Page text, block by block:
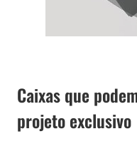
Caixas que
projeto exclusivo